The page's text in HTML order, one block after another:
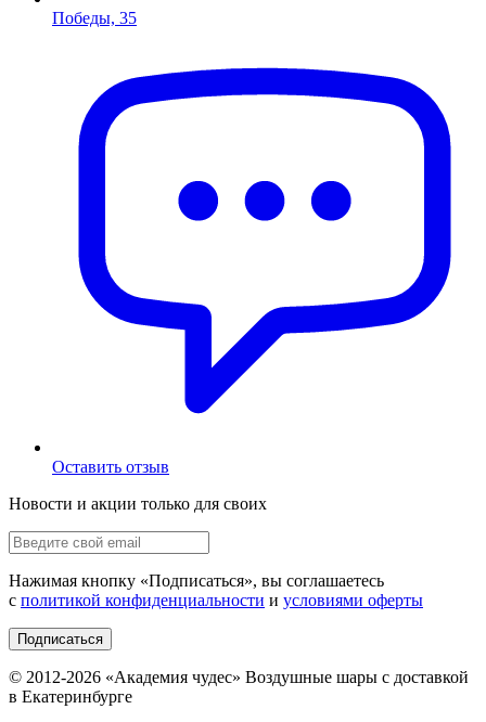
Победы, 35
Оставить отзыв
Новости и акции только для своих
Нажимая кнопку «Подписаться», вы соглашаетесь
с политикой конфиденциальности и условиями оферты
Подписаться
© 2012-2026 «Академия чудес» Воздушные шары с доставкой
в Екатеринбурге